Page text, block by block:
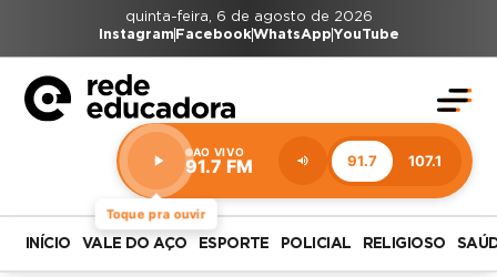
quinta-feira, 6 de agosto de 2026
Instagram FacebookWhatsAppYouTube
Toque pra ouvir
AO VIVO
91.7 FM 91.7 107.1
Estação:
91.7
FM
INÍCIO VALE DO AÇO ESPORTE POLICIAL RELIGIOSO